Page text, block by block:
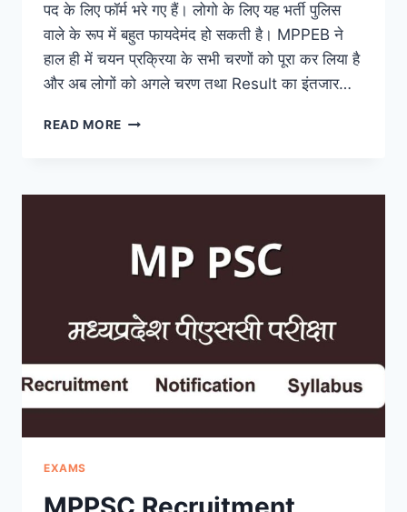
पद के लिए फॉर्म भरे गए हैं। लोगो के लिए यह भर्ती पुलिस
वाले के रूप में बहुत फायदेमंद हो सकती है। MPPEB ने
हाल ही में चयन प्रक्रिया के सभी चरणों को पूरा कर लिया है
और अब लोगों को अगले चरण तथा Result का इंतजार…
READ MORE MP
2023,
ELIGIBILITY,
SYLLABUS,
FORM
EXAMS